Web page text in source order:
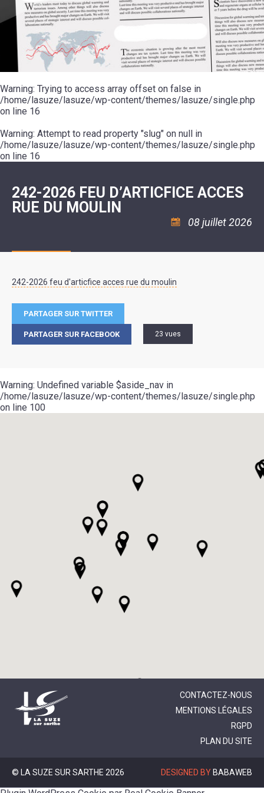
20ÈME
SIÈCLE
RÉUNIONS
DU
CONSEIL
MUNICIPAL
ARRÊTÉS
DÉCISIONS
MAIRE
MOT
DE
LA
MINORITÉ
LES
ÉCOLES
COLLÈGE
ESPACE
JEUNES
11
18
:
ASSOCIATION
COULÉE
DOUCE
ENVIRONNEMENT
L'EAU
L'ASSAINISSEMENT
RÉSIDENCE
AUTONOMIE
LE
CCAS
LA
POLICE
SÉCURITÉ
/
RISQUES
MAJEURS
MUSIQUE
L'ÉCOLE
COMMUNAUTAIRE
DANSE
PISCINE
ASSOCIATIONS
VOIE
VERTE
VISITES
DÉCOUVERTES
LES
RANDONNÉES
LE
POUR
CAMPING-
CARS
TENTES
CARAVANES
LA
HALTE
FLUVIALE
LA
SUZE
Warning: Trying to access array offset on false in
/home/lasuze/lasuze/wp-content/themes/lasuze/single.php
on line 16
Warning: Attempt to read property "slug" on null in
/home/lasuze/lasuze/wp-content/themes/lasuze/single.php
on line 16
242-2026 FEU D’ARTICFICE ACCES
RUE DU MOULIN
08 juillet 2026
242-2026 feu d'articfice acces rue du moulin
PARTAGER SUR TWITTER
PARTAGER SUR FACEBOOK 23 vues
Warning: Undefined variable $aside_nav in
/home/lasuze/lasuze/wp-content/themes/lasuze/single.php
on line 100
CONTACTEZ-NOUS
MENTIONS LÉGALES
RGPD
PLAN DU SITE
© LA SUZE SUR SARTHE 2026 DESIGNED BY BABAWEB